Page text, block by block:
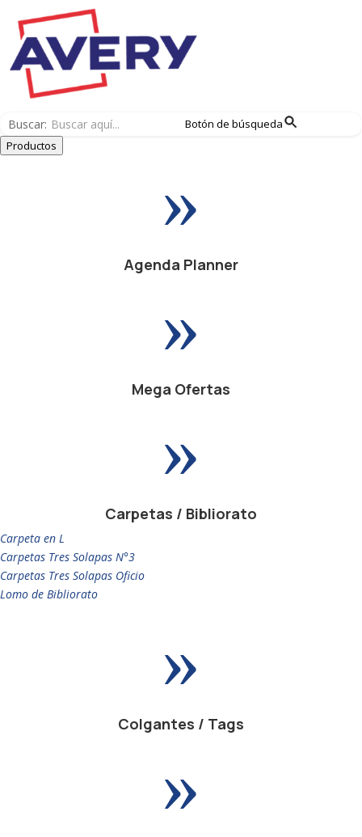
Buscar:
Botón de búsqueda
Productos
»
Agenda Planner
»
Mega Ofertas
»
Carpetas / Bibliorato
Carpeta en L
Carpetas Tres Solapas N°3
Carpetas Tres Solapas Oficio
Lomo de Bibliorato
»
Colgantes / Tags
»